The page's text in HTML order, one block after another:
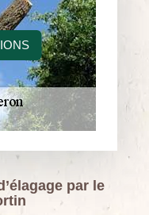
par le